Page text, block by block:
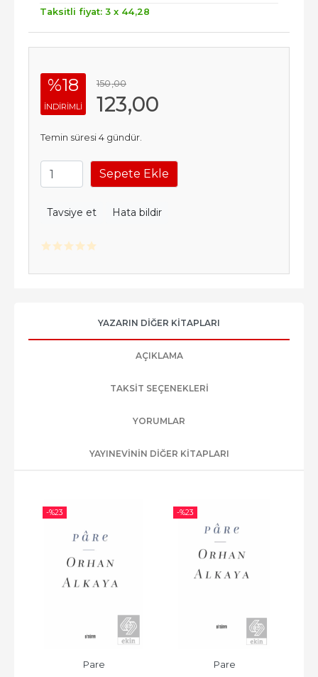
Taksitli fiyat: 3 x 44,28
%18
INDIRIMLI
150,00
123,00
Temin süresi 4 gündür.
Sepete Ekle
Tavsiye et Hata bildir
YAZARIN DIĞER KITAPLARI
AÇIKLAMA
TAKSIT SEÇENEKLERI
YORUMLAR
YAYINEVININ DIĞER KITAPLARI
-%23
Pare
-%23
Pare